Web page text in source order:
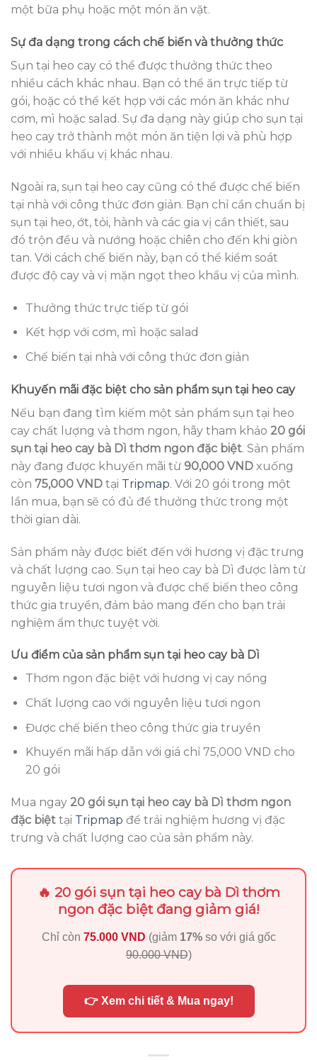
một bữa phụ hoặc một món ăn vặt.
Sự đa dạng trong cách chế biến và thưởng thức
Sụn tại heo cay có thể được thưởng thức theo
nhiều cách khác nhau. Bạn có thể ăn trực tiếp từ
gói, hoặc có thể kết hợp với các món ăn khác như
cơm, mì hoặc salad. Sự đa dạng này giúp cho sụn tại
heo cay trở thành một món ăn tiện lợi và phù hợp
với nhiều khẩu vị khác nhau.
Ngoài ra, sụn tại heo cay cũng có thể được chế biến
tại nhà với công thức đơn giản. Bạn chỉ cần chuẩn bị
sụn tại heo, ớt, tỏi, hành và các gia vị cần thiết, sau
đó trộn đều và nướng hoặc chiên cho đến khi giòn
tan. Với cách chế biến này, bạn có thể kiểm soát
được độ cay và vị mặn ngọt theo khẩu vị của mình.
Thưởng thức trực tiếp từ gói
Kết hợp với cơm, mì hoặc salad
Chế biến tại nhà với công thức đơn giản
Khuyến mãi đặc biệt cho sản phẩm sụn tại heo cay
Nếu bạn đang tìm kiếm một sản phẩm sụn tại heo
cay chất lượng và thơm ngon, hãy tham khảo 20 gói
sụn tại heo cay bà Dì thơm ngon đặc biệt. Sản phẩm
này đang được khuyến mãi từ 90,000 VND xuống
còn 75,000 VND tại Tripmap. Với 20 gói trong một
lần mua, bạn sẽ có đủ để thưởng thức trong một
thời gian dài.
Sản phẩm này được biết đến với hương vị đặc trưng
và chất lượng cao. Sụn tại heo cay bà Dì được làm từ
nguyên liệu tươi ngon và được chế biến theo công
thức gia truyền, đảm bảo mang đến cho bạn trải
nghiệm ẩm thực tuyệt vời.
Ưu điểm của sản phẩm sụn tại heo cay bà Dì
Thơm ngon đặc biệt với hương vị cay nồng
Chất lượng cao với nguyên liệu tươi ngon
Được chế biến theo công thức gia truyền
Khuyến mãi hấp dẫn với giá chỉ 75,000 VND cho
20 gói
Mua ngay 20 gói sụn tại heo cay bà Dì thơm ngon
đặc biệt tại Tripmap để trải nghiệm hương vị đặc
trưng và chất lượng cao của sản phẩm này.
🔥 20 gói sụn tại heo cay bà Dì thơm
ngon đặc biệt đang giảm giá!
Chỉ còn 75.000 VND (giảm 17%so với giá gốc
90.000 VND)
👉 Xem chi tiết & Mua ngay!